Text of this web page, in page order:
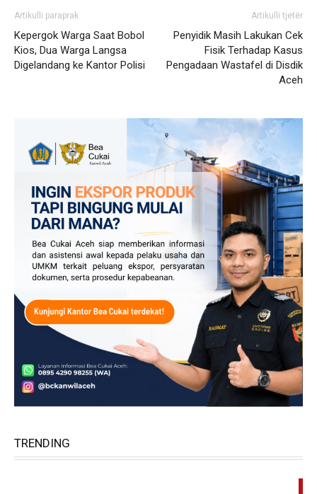
Artikulli paraprak
Kepergok Warga Saat Bobol
Kios, Dua Warga Langsa
Digelandang ke Kantor Polisi
Artikulli tjetër
Penyidik Masih Lakukan Cek
Fisik Terhadap Kasus
Pengadaan Wastafel di Disdik
Aceh
TRENDING